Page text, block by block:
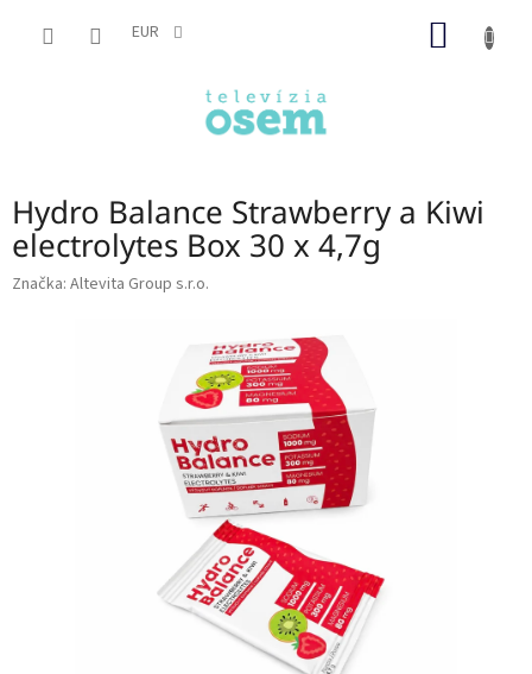
EUR
Hydro Balance Strawberry a Kiwi
electrolytes Box 30 x 4,7g
Značka: Altevita Group s.r.o.